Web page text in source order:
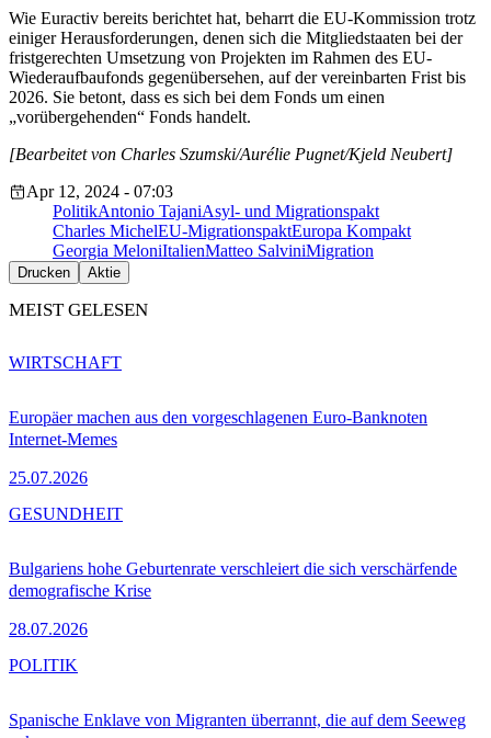
Wie Euractiv bereits berichtet hat, beharrt die EU-Kommission trotz
einiger Herausforderungen, denen sich die Mitgliedstaaten bei der
fristgerechten Umsetzung von Projekten im Rahmen des EU-
Wiederaufbaufonds gegenübersehen, auf der vereinbarten Frist bis
2026. Sie betont, dass es sich bei dem Fonds um einen
„vorübergehenden“ Fonds handelt.
[Bearbeitet von Charles Szumski/Aurélie Pugnet/Kjeld Neubert]
Apr 12, 2024 - 07:03
PolitikAntonio TajaniAsyl- und Migrationspakt
Charles MichelEU-MigrationspaktEuropa Kompakt
Georgia MeloniItalienMatteo SalviniMigration
Drucken Aktie
MEIST GELESEN
Europäer machen aus den vorgeschlagenen Euro-Banknoten
Internet-Memes
25.07.2026
WIRTSCHAFT
Bulgariens hohe Geburtenrate verschleiert die sich verschärfende
demografische Krise
28.07.2026
GESUNDHEIT
Spanische Enklave von Migranten überrannt, die auf dem Seeweg
POLITIK